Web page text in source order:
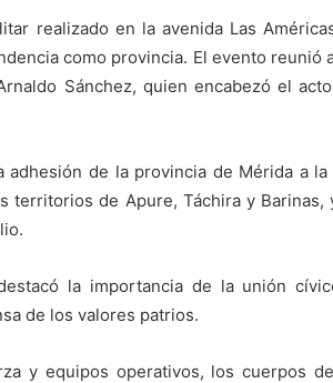
realizado en la avenida Las
como provincia. El evento reunió
Sánchez, quien encabezó el
adhesión de la provincia de Mérida a
territorios de Apure, Táchira y
la importancia de la unión
de los valores patrios.
y equipos operativos, los cuerpos